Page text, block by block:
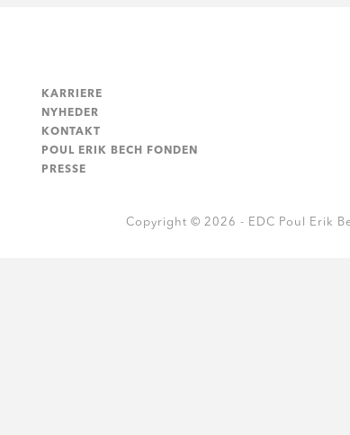
KARRIERE
NYHEDER
KONTAKT
POUL ERIK BECH FONDEN
PRESSE
Copyright © 2026 - EDC Poul Erik